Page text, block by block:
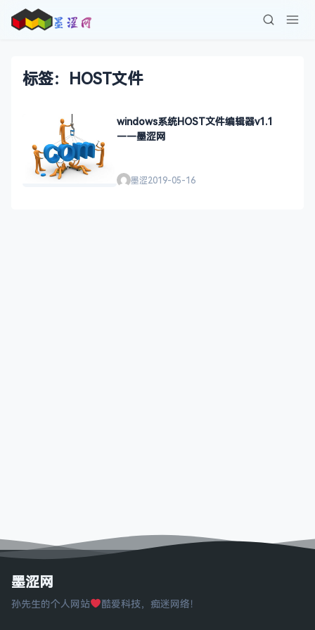
标签：HOST文件
windows系统HOST文件编辑器v1.1
——墨涩网
墨涩2019-05-16
墨涩网
孙先生的个人网站 酷爱科技，痴迷网络！